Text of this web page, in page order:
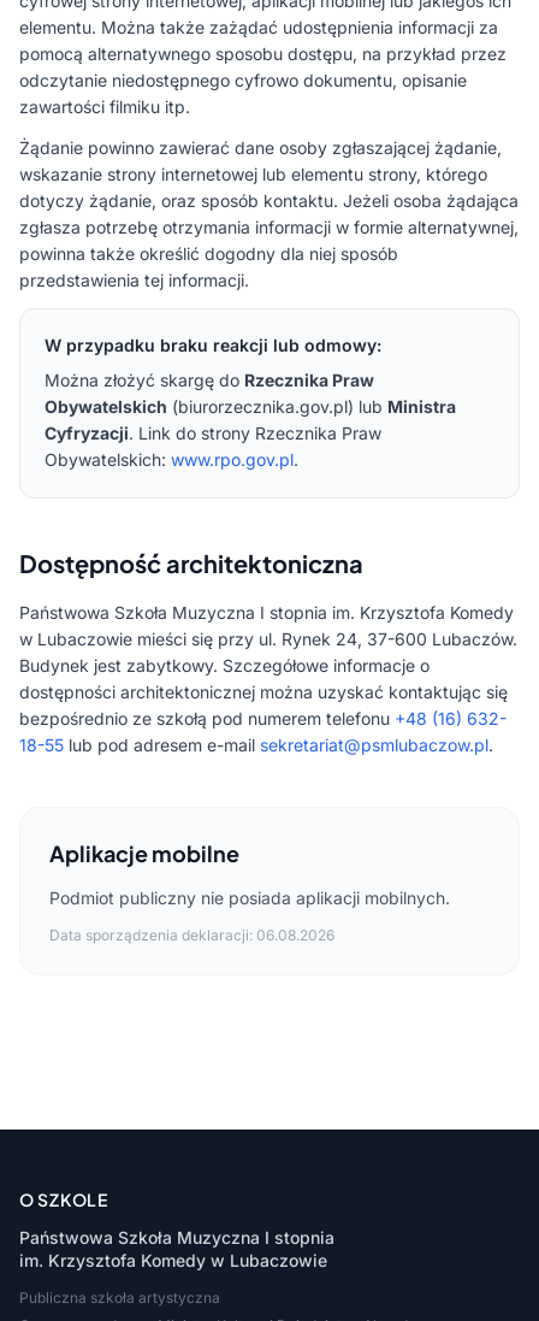
elementu. Można także zażądać udostępnienia informacji za
pomocą alternatywnego sposobu dostępu, na przykład przez
odczytanie niedostępnego cyfrowo dokumentu, opisanie
zawartości filmiku itp.
Żądanie powinno zawierać dane osoby zgłaszającej żądanie,
wskazanie strony internetowej lub elementu strony, którego
dotyczy żądanie, oraz sposób kontaktu. Jeżeli osoba żądająca
zgłasza potrzebę otrzymania informacji w formie alternatywnej,
powinna także określić dogodny dla niej sposób
przedstawienia tej informacji.
W przypadku braku reakcji lub odmowy:
Można złożyć skargę do Rzecznika Praw
Obywatelskich (biurorzecznika.gov.pl) lub Ministra
Cyfryzacji. Link do strony Rzecznika Praw
Obywatelskich: www.rpo.gov.pl.
Dostępność architektoniczna
Państwowa Szkoła Muzyczna I stopnia im. Krzysztofa Komedy
w Lubaczowie mieści się przy ul. Rynek 24, 37-600 Lubaczów.
Budynek jest zabytkowy. Szczegółowe informacje o
dostępności architektonicznej można uzyskać kontaktując się
bezpośrednio ze szkołą pod numerem telefonu +48 (16) 632-
18-55 lub pod adresem e-mail sekretariat@psmlubaczow.pl.
Aplikacje mobilne
Podmiot publiczny nie posiada aplikacji mobilnych.
Data sporządzenia deklaracji: 06.08.2026
O SZKOLE
Państwowa Szkoła Muzyczna I stopnia
im. Krzysztofa Komedy w Lubaczowie
Publiczna szkoła artystyczna